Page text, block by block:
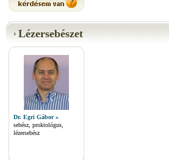
Lézersebészet
Dr. Egri Gábor »
sebész, proktológus,
lézersebész